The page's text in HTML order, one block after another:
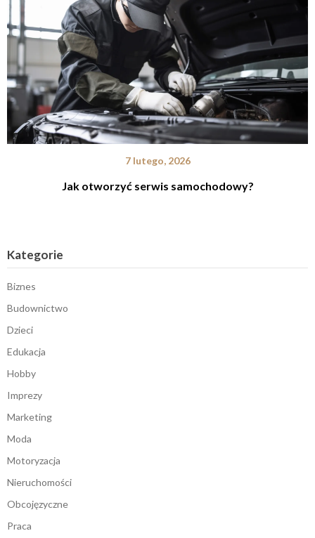
7 lutego, 2026
Jak otworzyć serwis samochodowy?
Kategorie
Biznes
Budownictwo
Dzieci
Edukacja
Hobby
Imprezy
Marketing
Moda
Motoryzacja
Nieruchomości
Obcojęzyczne
Praca